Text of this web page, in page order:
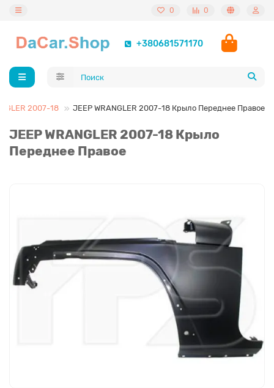
0 0
+380681571170
2007-18 JEEP WRANGLER 2007-18 Крыло Переднее Правое
JEEP WRANGLER 2007-18 Крыло
Переднее Правое